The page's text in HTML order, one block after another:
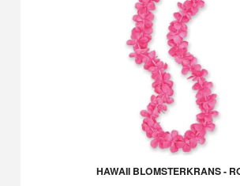
HAWAII BLOMSTERKRANS -